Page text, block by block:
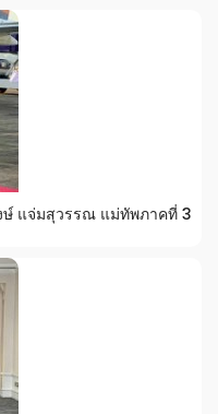
แจ่มสุวรรณ แม่ทัพภาคที่ 3